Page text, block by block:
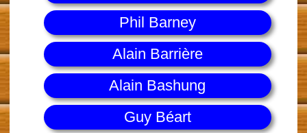
Phil Barney
Alain Barrière
Alain Bashung
Guy Béart